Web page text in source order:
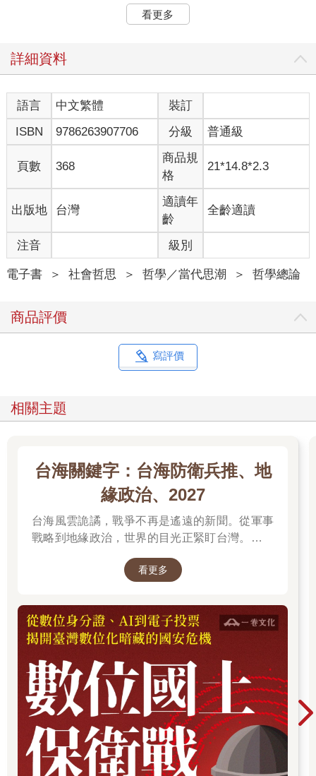
之中，指望聽者能領會弦外之音。我認為答案在於：直白陳述會
創造共同知識，委婉措詞則否，而社會關係的維繫與瓦解取決於
本書會進一步拓展理論，陳述共同知識如何解釋諸如政權與
捐贈、冗長的告別、突發的革命、社群媒體公審、學術界的取消
文化等等。以下現象沒有篇幅解釋，但希望讀者讀完本書後有能
力自行分析：煤氣燈效應、卡戴珊式名人（因為有名而有名）、
假憤慨（「這裡怎麼可以有人賭博」）、國際關係中的「紅
線」、以及電子郵件禮儀中「副本」與「密件副本」造成的心理
主題廣度包羅萬象，希望讀者看了不覺得是牽強附會。共同
知識的的確確是個強而有力的概念，這種心智能力可以解釋許多
人類現況：為了實現互助互利，個體心智進行選擇時懂得折衷妥
協，我們才得以締結從伴侶到社會等各種關係，並以集體形式蓬
勃發展。許多文明的和諧與衝突都源於共同知識的成立、維持、
妨礙。
看更多
詳細資料
語言 中文繁體
裝訂
ISBN
9786263907706 分級 普通級
頁數 368
商品規
格
21*14.8*2.3
出版地 台灣
適讀年
齡
全齡適讀
注音 級別
電子書 ＞ 社會哲思 ＞ 哲學／當代思潮 ＞ 哲學總論
商品評價
寫評價
相關主題
台海關鍵字：台海防衛兵推、地
緣政治、2027
台海風雲詭譎，戰爭不再是遙遠的新聞。從軍事
戰略到地緣政治，世界的目光正緊盯台灣。我們
看更多